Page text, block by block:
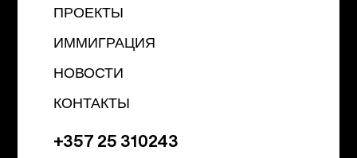
ПРОЕКТЫ
ИММИГРАЦИЯ
НОВОСТИ
КОНТАКТЫ
+357 25 310243